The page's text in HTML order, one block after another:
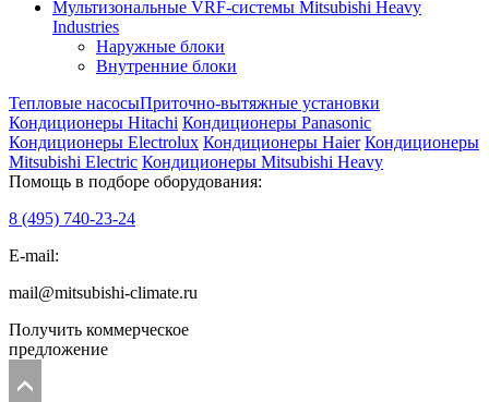
Мультизональные VRF-системы Mitsubishi Heavy
Industries
Наружные блоки
Внутренние блоки
Тепловые насосыПриточно-вытяжные установки
Кондиционеры Hitachi Кондиционеры Panasonic
Кондиционеры Electrolux Кондиционеры Haier Кондиционеры
Mitsubishi Electric Кондиционеры Mitsubishi Heavy
Помощь в подборе оборудования:
8 (495) 740-23-24
E-mail:
mail@mitsubishi-climate.ru
Получить коммерческое
предложение